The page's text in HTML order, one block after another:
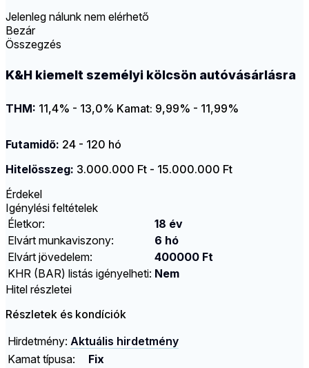
Jelenleg nálunk nem elérhető
Bezár
Összegzés
K&H kiemelt személyi kölcsön autóvásárlásra
THM: 11,4% - 13,0% Kamat: 9,99% - 11,99%
Futamidő: 24 - 120 hó
Hitelösszeg: 3.000.000 Ft - 15.000.000 Ft
Érdekel
Igénylési feltételek
Életkor:
18 év
Elvárt munkaviszony:
6 hó
Elvárt jövedelem:
400000 Ft
KHR (BAR) listás igényelheti: Nem
Hitel részletei
Részletek és kondíciók
Hirdetmény: Aktuális hirdetmény
Kamat típusa:
Fix